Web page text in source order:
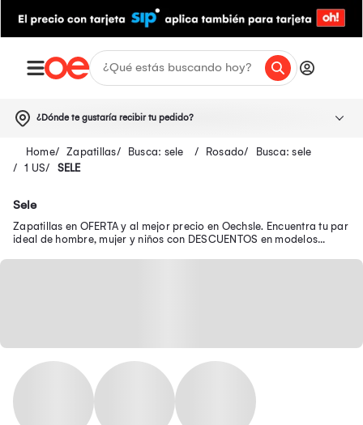
¿Dónde te gustaría recibir tu pedido?
Zapatillas Busca: sele Rosado
Busca: sele
1 US
SELE
Sele
Zapatillas en OFERTA y al mejor precio en Oechsle. Encuentra tu par
ideal de hombre, mujer y niños con DESCUENTOS en modelos